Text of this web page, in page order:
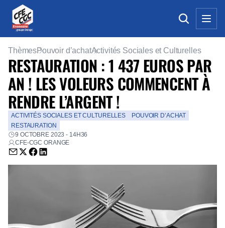
ThèmesPouvoir d’achatActivités Sociales et Culturelles
RESTAURATION : 1 437 EUROS PAR
AN ! LES VOLEURS COMMENCENT À
RENDRE L’ARGENT !
ACTIVITÉS SOCIALES ET CULTURELLES
POUVOIR D’ACHAT
RESTAURATION
9 OCTOBRE 2023 - 14H36
CFE-CGC ORANGE
Envoyer par email (nouvelle fenêtre)
Partager sur Twitter (nouvelle fenêtre)
Partager sur Facebook (nouvelle fenêtre)
Partager sur LinkedIn (nouvelle fenêtre)